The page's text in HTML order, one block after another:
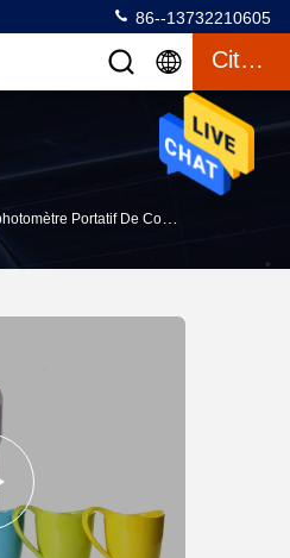
86--13732210605
Citation
Portatif De Couleur